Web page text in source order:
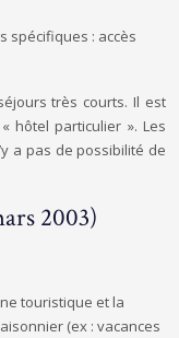
spécifiques : accès
très courts. Il est
hôtel particulier ». Les
a pas de possibilité de
2003)
touristique et la
(ex : vacances